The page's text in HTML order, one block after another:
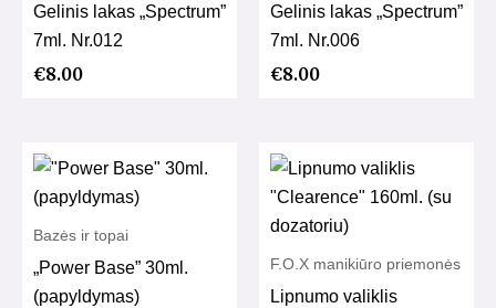
Gelinis lakas „Spectrum”
7ml. Nr.012
€8.00
Gelinis lakas „Spectrum”
7ml. Nr.006
€8.00
Bazės ir topai
„Power Base” 30ml.
(papyldymas)
F.O.X manikiūro priemonės
Lipnumo valiklis